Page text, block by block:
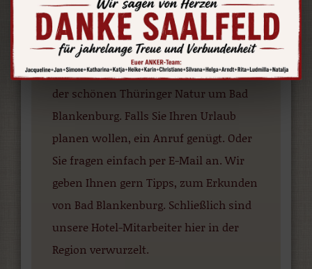
Unterkunft liegt günstig mitten im
Zentrum. So können Sie kleine
kulturell interessante Städte
entdecken. Zugleich sind Sie inmitten
der schönen Thüringer Natur um Bad
Blankenburg. Falls Sie Ihren Urlaub
planen wollen, ein Anruf genügt. Oder
Sie fragen einfach per E-Mail an. Wir
geben Ihnen gern Tipps, zum Erkunden
von Bad Blankenburg. Schließlich sind
unsere Hotel-Mitarbeiter hier in der
Region verwurzelt.